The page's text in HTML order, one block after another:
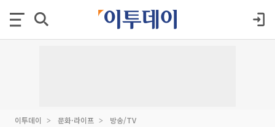
이투데이 문화·라이프 방송/TV